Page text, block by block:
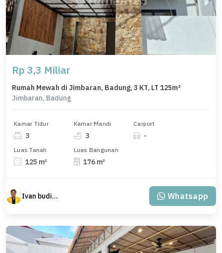
Rp 3,3 Miliar
Rumah Mewah di Jimbaran, Badung, 3 KT, LT 125m²
Jimbaran, Badung
Kamar Tidur
3
Kamar Mandi
3
Carport
-
Luas Tanah
125 m²
Luas Bangunan
176 m²
Ivan budiman Whatsapp